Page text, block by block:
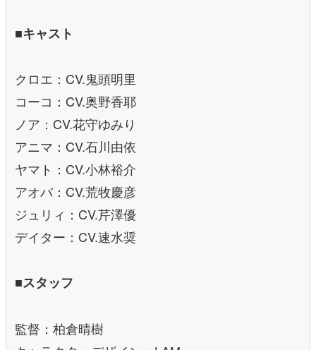
■キャスト
クロエ：CV.鬼頭明里
コーコ：CV.奥野香耶
ノア：CV.花守ゆみり
アニマ：CV.石川由依
ヤマト：CV.小林裕介
アオバ：CV.荒牧慶彦
ジュリィ：CV.芹澤優
デイター：CV.速水奨
■スタッフ
監督：柏倉晴樹